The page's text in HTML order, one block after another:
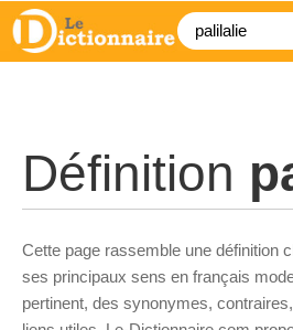
Définition
Cette page rassemble une définition
ses principaux sens en français
pertinent, des synonymes,